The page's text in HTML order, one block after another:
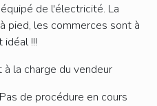
de l'électricité. La
pied, les commerces sont à
!!!
à la charge du vendeur
de procédure en cours